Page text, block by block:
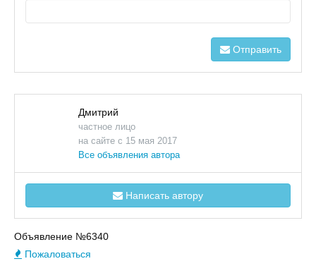
Отправить
Дмитрий
частное лицо
на сайте с 15 мая 2017
Все объявления автора
Написать автору
Объявление №6340
Пожаловаться